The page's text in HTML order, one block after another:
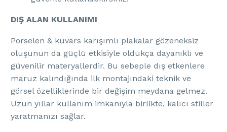
DIŞ ALAN KULLANIMI
Porselen & kuvars karışımlı plakalar gözeneksiz
oluşunun da güçlü etkisiyle oldukça dayanıklı ve
güvenilir materyallerdir. Bu sebeple dış etkenlere
maruz kalındığında ilk montajındaki teknik ve
görsel özelliklerinde bir değişim meydana gelmez.
Uzun yıllar kullanım imkanıyla birlikte, kalıcı stiller
yaratmanızı sağlar.